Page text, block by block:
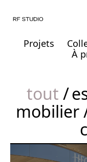
Projets
tout
mobilier
À